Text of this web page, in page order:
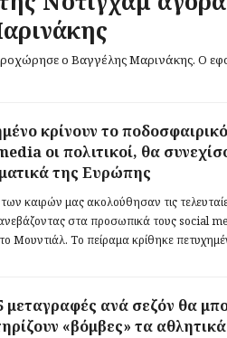
ο Βαγγέλης Μαρινάκης. Ο
κρίνουν το
οι πολιτικοί, θα
της Ευρώπης
των καιρών μας ακολούθησαν τις
ανεβάζοντας στα προσωπικά τους social
Μουντιάλ. Το πείραμα κρίθηκε
μεταγραφές ανά σεζόν θα
«βόμβες» τα